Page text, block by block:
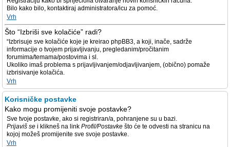
Bilo kako bilo, kontaktiraj administratora/icu za pomoć.
Vrh
Što “Izbriši sve kolačiće” radi?
“Izbrisuje sve kolačiće koje je kreirao phpBB3, a koji, inače, sadrže
informacije o tvojem prijavljivanju, pregledanim/pročitanim
forumima/temama/postovima i sl.
Ukoliko imaš problema s prijavljivanjem/odjavljivanjem, (obično) pomaže
izbrisivanje kolačića.
Vrh
Korisničke postavke
Kako mogu promijeniti svoje postavke?
Sve tvoje postavke, ako si registriran/a, pohranjene su u bazi.
Prijaviš se i klikneš na link Profil/Postavke što će te odvesti na stranicu na
kojoj možeš promijenite sve svoje postavke.
Vrh